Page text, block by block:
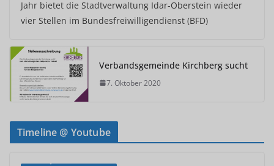
Jahr bietet die Stadtverwaltung Idar-Oberstein wieder
vier Stellen im Bundesfreiwilligendienst (BFD)
Verbandsgemeinde Kirchberg sucht
7. Oktober 2020
Timeline @ Youtube